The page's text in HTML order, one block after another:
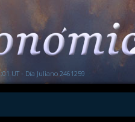
UT - Día Juliano 2461259